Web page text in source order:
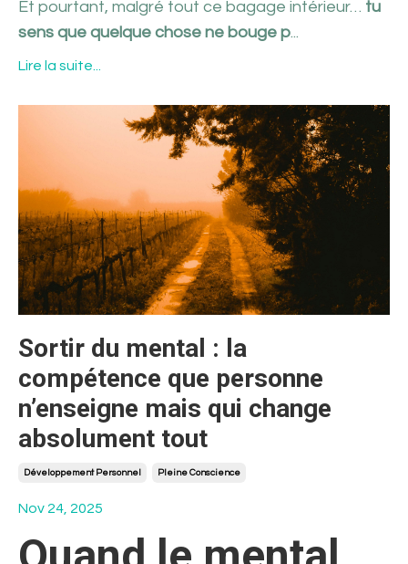
Et pourtant, malgré tout ce bagage intérieur… tu
sens que quelque chose ne bouge p...
Lire la suite...
Sortir du mental : la
compétence que personne
n’enseigne mais qui change
absolument tout
Développement Personnel Pleine Conscience
Nov 24, 2025